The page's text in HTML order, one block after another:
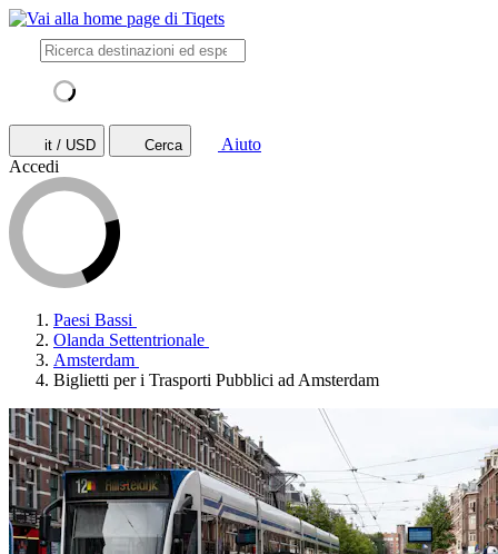
it / USD Cerca
Aiuto
Accedi
Paesi Bassi
Olanda Settentrionale
Amsterdam
Biglietti per i Trasporti Pubblici ad Amsterdam